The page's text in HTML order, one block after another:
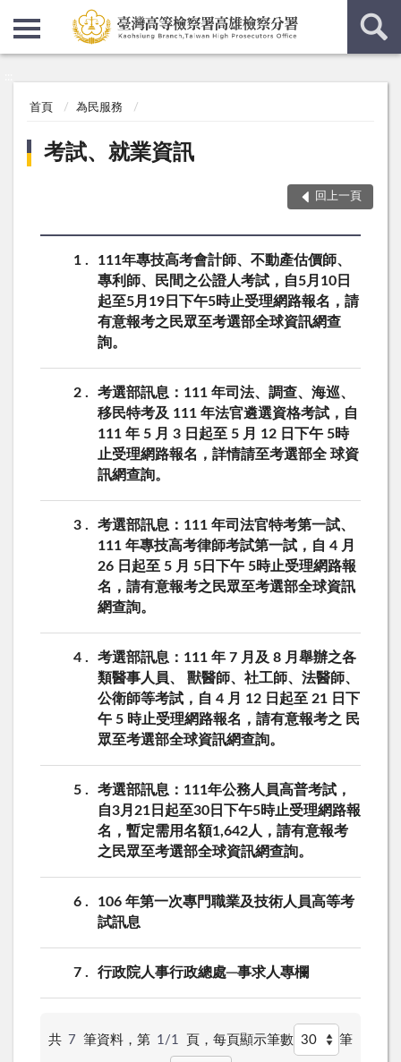
首頁 為民服務
考試、就業資訊
回上一頁
1
111年專技高考會計師、不動產估價師、
專利師、民間之公證人考試，自5月10日
起至5月19日下午5時止受理網路報名，請
有意報考之民眾至考選部全球資訊網查
詢。
2
考選部訊息：111 年司法、調查、海巡、
移民特考及 111 年法官遴選資格考試，自
111 年 5 月 3 日起至 5 月 12 日下午 5時
止受理網路報名，詳情請至考選部全 球資
訊網查詢。
3
考選部訊息：111 年司法官特考第一試、
111 年專技高考律師考試第一試，自 4 月
26 日起至 5 月 5日下午 5時止受理網路報
名，請有意報考之民眾至考選部全球資訊
網查詢。
4
考選部訊息：111 年 7 月及 8 月舉辦之各
類醫事人員、 獸醫師、社工師、法醫師、
公衛師等考試，自 4 月 12 日起至 21 日下
午 5 時止受理網路報名，請有意報考之 民
眾至考選部全球資訊網查詢。
5
考選部訊息：111年公務人員高普考試，
自3月21日起至30日下午5時止受理網路報
名，暫定需用名額1,642人，請有意報考
之民眾至考選部全球資訊網查詢。
6
106 年第一次專門職業及技術人員高等考
試訊息
7 行政院人事行政總處─事求人專欄
共 7 筆資料，第 1/1 頁， 每頁顯示筆數 筆